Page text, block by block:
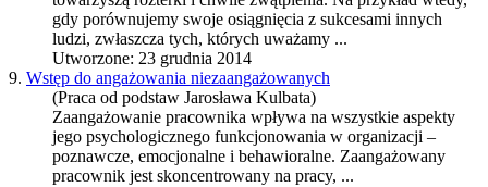
gdy porównujemy swoje osiągnięcia z sukcesami innych
ludzi, zwłaszcza tych, których uważamy ...
Utworzone: 23 grudnia 2014
9. Wstęp do angażowania niezaangażowanych
(Praca od podstaw Jarosława Kulbata)
Zaangażowanie pracownika wpływa na wszystkie aspekty
jego psychologicznego funkcjonowania w organizacji –
poznawcze, emocjonalne i behawioralne. Zaangażowany
pracownik jest skoncentrowany na pracy, ...